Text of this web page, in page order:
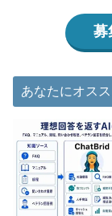
募
あなたにオス